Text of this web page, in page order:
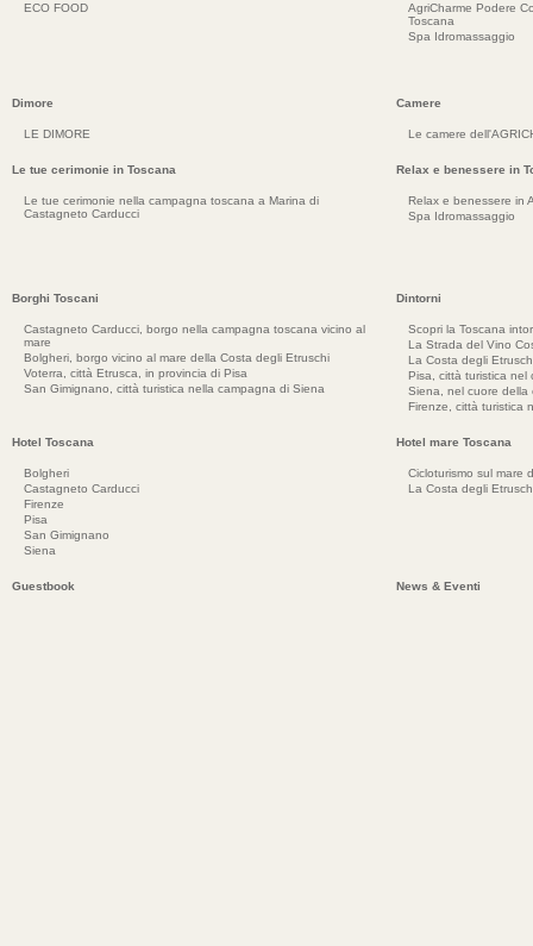
ECO FOOD
AgriCharme Podere
Toscana
Spa Idromassaggio
Dimore
LE DIMORE
Camere
Le camere
Le tue cerimonie in Toscana
Le tue cerimonie nella campagna toscana a Marina di
Castagneto Carducci
Relax e benessere in
Relax e benessere in
Spa Idromassaggio
Borghi Toscani
Castagneto Carducci, borgo nella campagna toscana vicino al
mare
Bolgheri, borgo vicino al mare della Costa degli Etruschi
Voterra, città Etrusca, in provincia di Pisa
San Gimignano, città turistica nella campagna di Siena
Dintorni
Scopri la Toscana
La Strada del Vino
La Costa degli
Pisa, città turistica nel
Siena, nel cuore della
Firenze, città turistica
Hotel Toscana
Bolgheri
Castagneto Carducci
Firenze
Pisa
San Gimignano
Siena
Hotel mare Toscana
Cicloturismo sul mare
La Costa degli
Guestbook News & Eventi